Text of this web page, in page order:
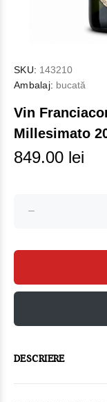
SKU: 143210
Ambalaj: bucată
Vin
Millesimato
849.00 lei
DESCRIERE